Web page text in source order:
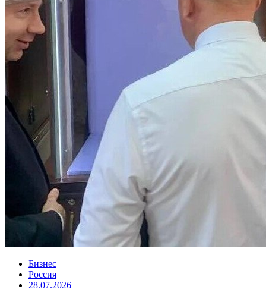
Бизнес
Россия
28.07.2026